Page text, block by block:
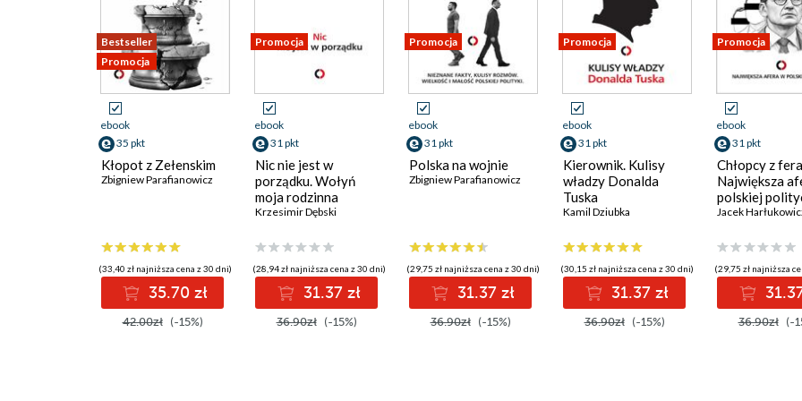
Bestseller
Promocja
ebook
35 pkt
Kłopot z Zełenskim
Zbigniew Parafianowicz
(33,40 zł najniższa cena z 30 dni)
35.70 zł
42.00zł (-15%)
Promocja
ebook
31 pkt
Nic nie jest w
porządku. Wołyń
moja rodzinna
historia
Krzesimir Dębski
(28,94 zł najniższa cena z 30 dni)
31.37 zł
36.90zł (-15%)
Promocja
ebook
31 pkt
Polska na wojnie
Zbigniew Parafianowicz
(29,75 zł najniższa cena z 30 dni)
31.37 zł
36.90zł (-15%)
Promocja
ebook
31 pkt
Kierownik. Kulisy
władzy Donalda
Tuska
Kamil Dziubka
(30,15 zł najniższa cena z 30 dni)
31.37 zł
36.90zł (-15%)
Promocja
ebook
31 pkt
Chłopcy z
Największa
polskiej
Jacek
(29,75 zł najniższa
36.90zł (-